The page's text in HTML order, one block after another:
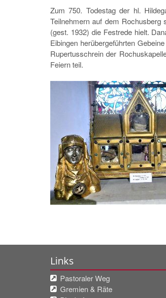
Zum 750. Todestag der hl.
Teilnehmern auf dem
(gest. 1932) die Festrede hielt.
Eibingen herübergeführten
Rupertusschrein der
Feiern teil.
Links
Pastoraler Weg
Gremien & Räte